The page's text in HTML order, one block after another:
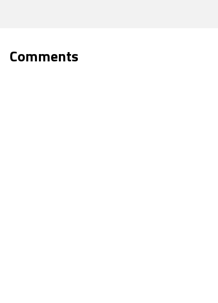
Comments